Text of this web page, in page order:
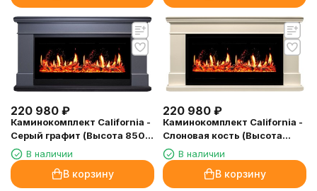
220 980 ₽
Каминокомплект California -
Серый графит (Высота 850
мм) с очагом 5D V-ART 40
В наличии
В корзину
220 980 ₽
Каминокомплект California -
Слоновая кость (Высота
860) с очагом 5D V-ART 40
В наличии
В корзину